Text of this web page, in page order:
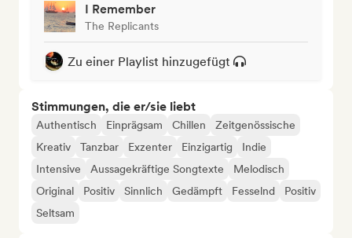
I Remember
The Replicants
Zu einer Playlist hinzugefügt
Stimmungen, die er/sie liebt
Authentisch Einprägsam Chillen
Zeitgenössische
Kreativ
Tanzbar Exzenter Einzigartig
Indie
Intensive
Aussagekräftige Songtexte
Melodisch
Original
Positiv Sinnlich Gedämpft Fesselnd
Positiv
Seltsam